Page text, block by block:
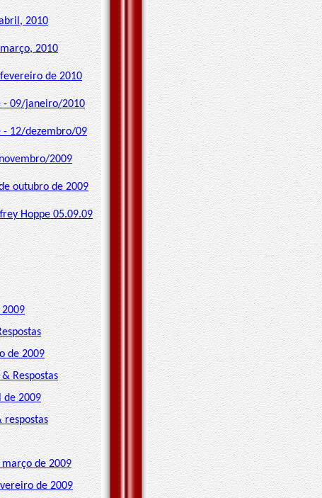
2010
2010
de 2010
- 09/janeiro/2010
- 12/dezembro/09
2009
outubro de 2009
Hoppe 05.09.09
2009
de 2009
Respostas
de 2009
respostas
de 2009
de 2009